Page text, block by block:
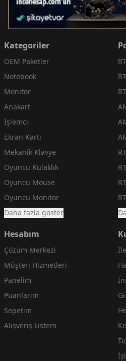
Kategoriler
OEM Paketler
Notebook
Monitör
Anakart
İşlemci
Ekran Kartı
Mekanik Klavye
Oyuncu Kulaklık
Oyuncu Mouse
Oyuncu Monitör
Daha fazla göster
Hesabım
Çözüm Merkezi
Müşteri Hizmetleri
Panelim
Puanlarım
Sepetim
Alışveriş Listem